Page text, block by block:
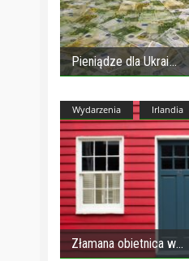
Pieniądze dla Ukrai
Wydarzenia Irlandia
Złamana obietnica w